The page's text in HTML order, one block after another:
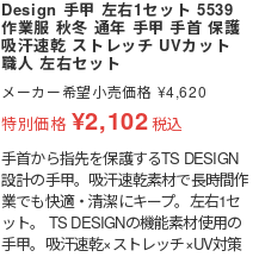
Design 手甲 左右1セット 5539
作業服 秋冬 通年 手甲 手首 保護
吸汗速乾 ストレッチ UVカット
職人 左右セット
メーカー希望小売価格 ¥4,620
特別価格 ¥2,102税込
手首から指先を保護するTS DESIGN
設計の手甲。吸汗速乾素材で長時間作
業でも快適・清潔にキープ。左右1セ
ット。 TS DESIGNの機能素材使用の
手甲。吸汗速乾×ストレッチ×UV対策